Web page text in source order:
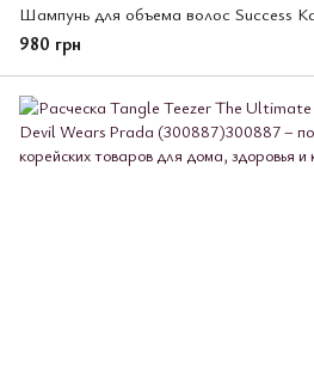
Шампунь для объема волос Success
980 грн